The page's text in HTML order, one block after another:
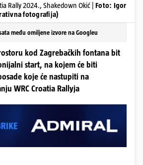
Rally 2024., Shakedown Okić | Foto: Igor
fotografija)
među omiljene izvore na Googleu
kod Zagrebačkih fontana bit
start, na kojem će biti
koje će nastupiti na
WRC Croatia Rallyja